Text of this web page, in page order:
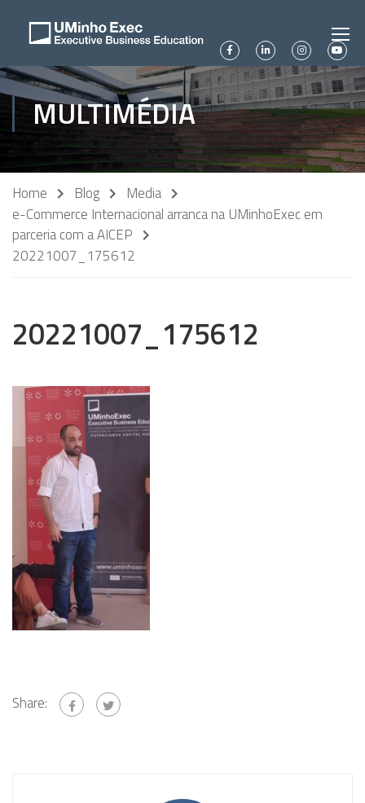
MULTIMÉDIA
Home Blog
Media
e-Commerce Internacional arranca na UMinhoExec em
parceria com a AICEP
20221007_175612
20221007_175612
Share: